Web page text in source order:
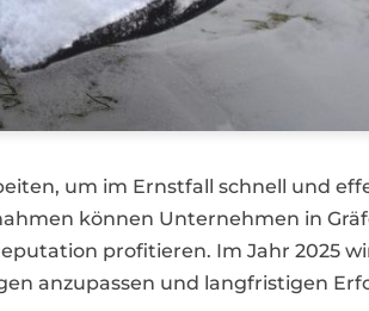
um im Ernstfall schnell und
können Unternehmen in
profitieren. Im Jahr 2025
anzupassen und langfristigen